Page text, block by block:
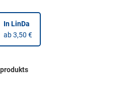
In LinDa
ab 3,50 €